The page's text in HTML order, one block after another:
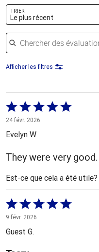
TRIER
Le plus récent
Chercher des évaluations
Afficher les filtres
Coté
5 sur
5
24 févr. 2026
Evelyn W
They were very
Est-ce que cela a été utile?
Coté
5 sur
5
9 févr. 2026
Guest G.